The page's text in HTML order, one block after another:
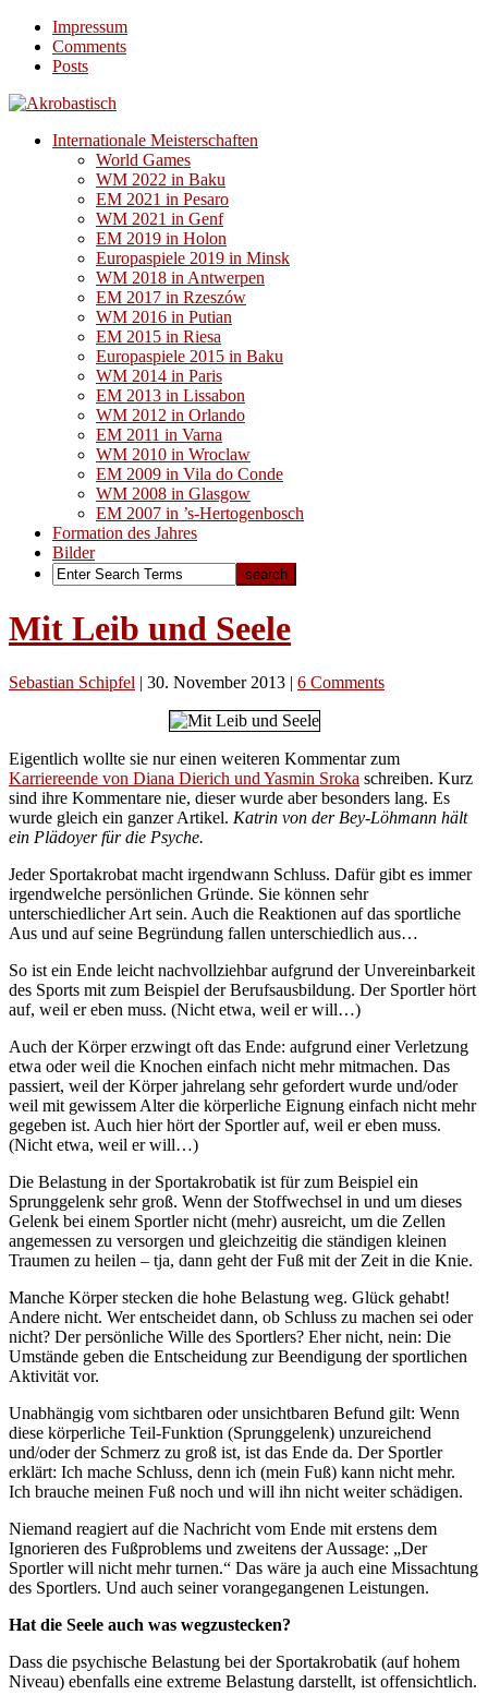
Impressum
Comments
Posts
Internationale Meisterschaften
World Games
WM 2022 in Baku
EM 2021 in Pesaro
WM 2021 in Genf
EM 2019 in Holon
Europaspiele 2019 in Minsk
WM 2018 in Antwerpen
EM 2017 in Rzeszów
WM 2016 in Putian
EM 2015 in Riesa
Europaspiele 2015 in Baku
WM 2014 in Paris
EM 2013 in Lissabon
WM 2012 in Orlando
EM 2011 in Varna
WM 2010 in Wroclaw
EM 2009 in Vila do Conde
WM 2008 in Glasgow
EM 2007 in ’s-Hertogenbosch
Formation des Jahres
Bilder
Mit Leib und Seele
Sebastian Schipfel | 30. November 2013 | 6 Comments
Eigentlich wollte sie nur einen weiteren Kommentar zum
Karriereende von Diana Dierich und Yasmin Sroka schreiben. Kurz
sind ihre Kommentare nie, dieser wurde aber besonders lang. Es
wurde gleich ein ganzer Artikel. Katrin von der Bey-Löhmann hält
ein Plädoyer für die Psyche.
Jeder Sportakrobat macht irgendwann Schluss. Dafür gibt es immer
irgendwelche persönlichen Gründe. Sie können sehr
unterschiedlicher Art sein. Auch die Reaktionen auf das sportliche
Aus und auf seine Begründung fallen unterschiedlich aus…
So ist ein Ende leicht nachvollziehbar aufgrund der Unvereinbarkeit
des Sports mit zum Beispiel der Berufsausbildung. Der Sportler hört
auf, weil er eben muss. (Nicht etwa, weil er will…)
Auch der Körper erzwingt oft das Ende: aufgrund einer Verletzung
etwa oder weil die Knochen einfach nicht mehr mitmachen. Das
passiert, weil der Körper jahrelang sehr gefordert wurde und/oder
weil mit gewissem Alter die körperliche Eignung einfach nicht mehr
gegeben ist. Auch hier hört der Sportler auf, weil er eben muss.
(Nicht etwa, weil er will…)
Die Belastung in der Sportakrobatik ist für zum Beispiel ein
Sprunggelenk sehr groß. Wenn der Stoffwechsel in und um dieses
Gelenk bei einem Sportler nicht (mehr) ausreicht, um die Zellen
angemessen zu versorgen und gleichzeitig die ständigen kleinen
Traumen zu heilen – tja, dann geht der Fuß mit der Zeit in die Knie.
Manche Körper stecken die hohe Belastung weg. Glück gehabt!
Andere nicht. Wer entscheidet dann, ob Schluss zu machen sei oder
nicht? Der persönliche Wille des Sportlers? Eher nicht, nein: Die
Umstände geben die Entscheidung zur Beendigung der sportlichen
Aktivität vor.
Unabhängig vom sichtbaren oder unsichtbaren Befund gilt: Wenn
diese körperliche Teil-Funktion (Sprunggelenk) unzureichend
und/oder der Schmerz zu groß ist, ist das Ende da. Der Sportler
erklärt: Ich mache Schluss, denn ich (mein Fuß) kann nicht mehr.
Ich brauche meinen Fuß noch und will ihn nicht weiter schädigen.
Niemand reagiert auf die Nachricht vom Ende mit erstens dem
Ignorieren des Fußproblems und zweitens der Aussage: „Der
Sportler will nicht mehr turnen.“ Das wäre ja auch eine Missachtung
des Sportlers. Und auch seiner vorangegangenen Leistungen.
Hat die Seele auch was wegzustecken?
Dass die psychische Belastung bei der Sportakrobatik (auf hohem
Niveau) ebenfalls eine extreme Belastung darstellt, ist offensichtlich.